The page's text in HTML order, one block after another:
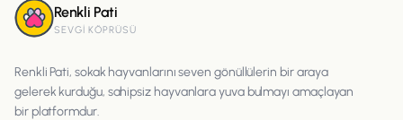
Renkli Pati
SEVGI KÖPRÜSÜ
Renkli Pati, sokak hayvanlarını seven gönüllülerin bir araya
gelerek kurduğu, sahipsiz hayvanlara yuva bulmayı amaçlayan
bir platformdur.